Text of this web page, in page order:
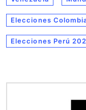
Elecciones
Elecciones Perú